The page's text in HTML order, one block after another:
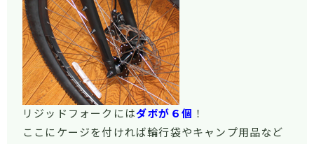
リジッドフォークにはダボが６個 ！
ここにケージを付ければ輪行袋やキャンプ用品など